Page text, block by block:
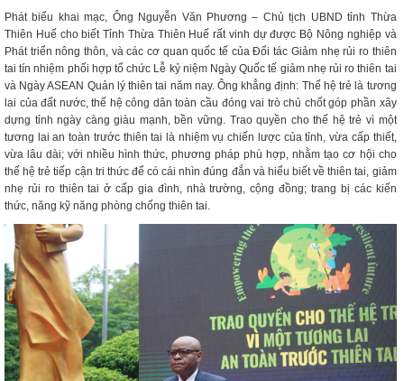
Phát biểu khai mạc, Ông Nguyễn Văn Phương – Chủ tịch UBND tỉnh Thừa
Thiên Huế cho biết Tỉnh Thừa Thiên Huế rất vinh dự được Bộ Nông nghiệp và
Phát triển nông thôn, và các cơ quan quốc tế của Đối tác Giảm nhẹ rủi ro thiên
tai tín nhiệm phối hợp tổ chức Lễ kỷ niệm Ngày Quốc tế giảm nhẹ rủi ro thiên tai
và Ngày ASEAN Quản lý thiên tai năm nay. Ông khẳng định: Thế hệ trẻ là tương
lai của đất nước, thế hệ công dân toàn cầu đóng vai trò chủ chốt góp phần xây
dựng tỉnh ngày càng giàu mạnh, bền vững. Trao quyền cho thế hệ trẻ vì một
tương lai an toàn trước thiên tai là nhiệm vụ chiến lược của tỉnh, vừa cấp thiết,
vừa lâu dài; với nhiều hình thức, phương pháp phù hợp, nhằm tạo cơ hội cho
thế hệ trẻ tiếp cận tri thức để có cái nhìn đúng đắn và hiểu biết về thiên tai, giảm
nhẹ rủi ro thiên tai ở cấp gia đình, nhà trường, cộng đồng; trang bị các kiến
thức, năng kỹ năng phòng chống thiên tai.